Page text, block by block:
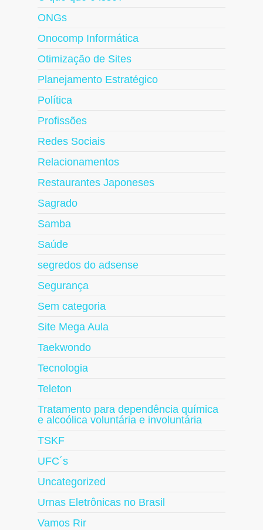
ONGs
Onocomp Informática
Otimização de Sites
Planejamento Estratégico
Política
Profissões
Redes Sociais
Relacionamentos
Restaurantes Japoneses
Sagrado
Samba
Saúde
segredos do adsense
Segurança
Sem categoria
Site Mega Aula
Taekwondo
Tecnologia
Teleton
Tratamento para dependência química
e alcoólica voluntária e involuntária
TSKF
UFC´s
Uncategorized
Urnas Eletrônicas no Brasil
Vamos Rir